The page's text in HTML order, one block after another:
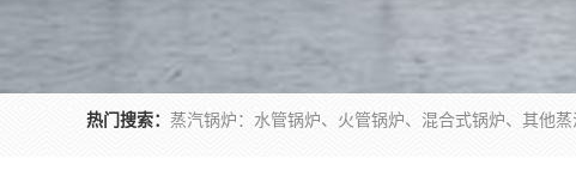
热门搜索：